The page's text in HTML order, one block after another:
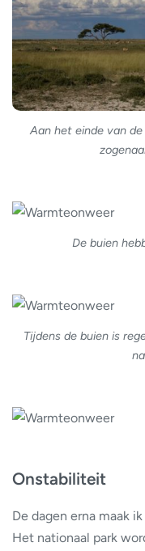
Aan het einde van
De buien
Tijdens de buien is
Onstabiliteit
De dagen erna maak
Het nationaal park